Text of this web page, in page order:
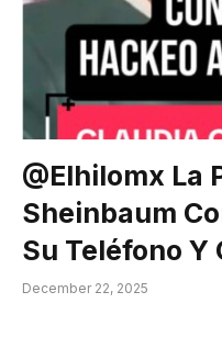
@elhilomx La
Sheinbaum
Su Teléfono
December 22, 2025